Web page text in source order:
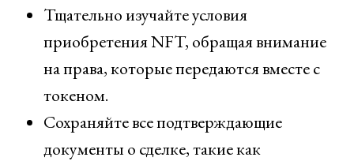
Тщательно изучайте условия
приобретения NFT, обращая внимание
на права, которые передаются вместе с
токеном.
Сохраняйте все подтверждающие
документы о сделке, такие как